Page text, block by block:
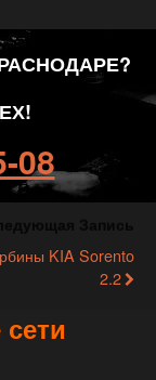
08
KIA Sorento
2.2